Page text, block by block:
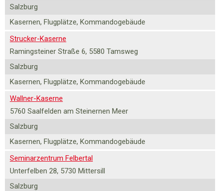
Salzburg
Kasernen, Flugplätze, Kommandogebäude
Strucker-Kaserne
Ramingsteiner Straße 6, 5580 Tamsweg
Salzburg
Kasernen, Flugplätze, Kommandogebäude
Wallner-Kaserne
5760 Saalfelden am Steinernen Meer
Salzburg
Kasernen, Flugplätze, Kommandogebäude
Seminarzentrum Felbertal
Unterfelben 28, 5730 Mittersill
Salzburg